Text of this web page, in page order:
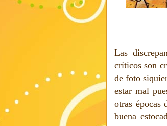
Las
críticos son
de foto
estar mal
otras épocas
buena